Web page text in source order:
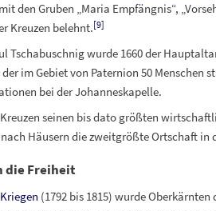
den Gruben „Maria Empfängnis“,
Kreuzen belehnt.[9]
Tschabuschnig wurde 1660 der
im Gebiet von Paternion 50 Menschen
bei der Johanneskapelle.
seinen bis dato größten
Häusern die zweitgrößte Ortschaft in
die Freiheit
(1792 bis 1815) wurde